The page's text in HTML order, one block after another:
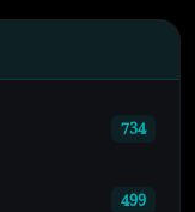
734
499